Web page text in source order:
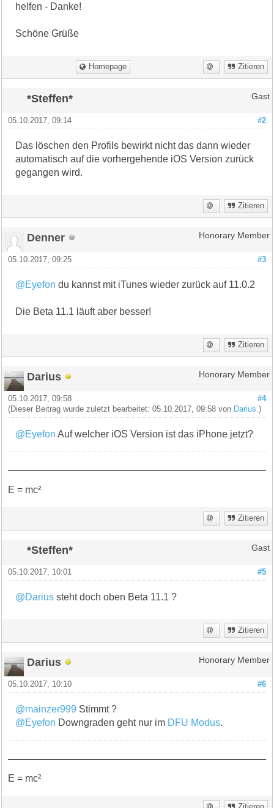
helfen - Danke!
Schöne Grüße
Homepage Zitieren
*Steffen* Gast
#2
05.10.2017, 09:14
Das löschen den Profils bewirkt nicht das dann wieder
automatisch auf die vorhergehende iOS Version zurück
gegangen wird.
Zitieren
Denner Honorary Member
#3
05.10.2017, 09:25
@Eyefon du kannst mit iTunes wieder zurück auf 11.0.2
Die Beta 11.1 läuft aber besser!
Zitieren
Darius Honorary Member
#4
05.10.2017, 09:58
(Dieser Beitrag wurde zuletzt bearbeitet: 05.10.2017, 09:58 von Darius .)
@Eyefon Auf welcher iOS Version ist das iPhone jetzt?
E = mc²
Zitieren
*Steffen* Gast
#5
05.10.2017, 10:01
@Darius steht doch oben Beta 11.1 ?
Zitieren
Darius Honorary Member
#6
05.10.2017, 10:10
@mainzer999 Stimmt ?
@Eyefon Downgraden geht nur im DFU Modus.
E = mc²